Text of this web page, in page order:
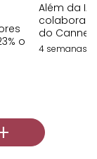
o
Além da
do Cannes
4 semanas